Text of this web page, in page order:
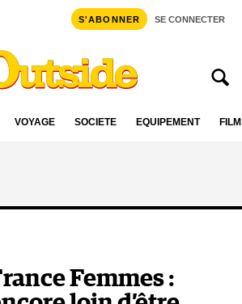
S'ABONNER SE CONNECTER
VOYAGE SOCIÉTÉ ÉQUIPEMENT
Femmes :